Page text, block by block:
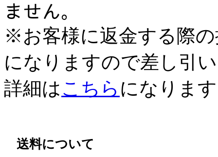
ません。
※お客様に返金する際
になりますので差し引
詳細はこちら になりま
送料について